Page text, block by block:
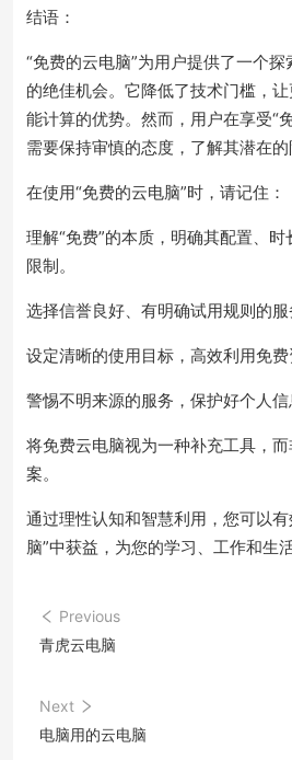
结语：
“免费的云电脑”为用户提供了一个
的绝佳机会。它降低了技术门槛，
能计算的优势。然而，用户在享受“
需要保持审慎的态度，了解其潜在的
在使用“免费的云电脑”时，请记住：
理解“免费”的本质，明确其配置、
限制。
选择信誉良好、有明确试用规则的服
设定清晰的使用目标，高效利用免费
警惕不明来源的服务，保护好个人信
将免费云电脑视为一种补充工具，
案。
通过理性认知和智慧利用，您可以
脑”中获益，为您的学习、工作和生
Previous
青虎云电脑
Next
电脑用的云电脑